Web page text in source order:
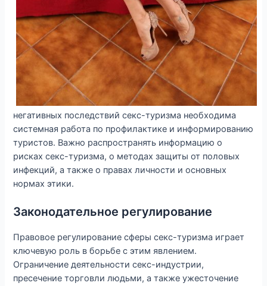
негативных последствий секс-туризма необходима
системная работа по профилактике и информированию
туристов. Важно распространять информацию о
рисках секс-туризма, о методах защиты от половых
инфекций, а также о правах личности и основных
нормах этики.
Законодательное регулирование
Правовое регулирование сферы секс-туризма играет
ключевую роль в борьбе с этим явлением.
Ограничение деятельности секс-индустрии,
пресечение торговли людьми, а также ужесточение